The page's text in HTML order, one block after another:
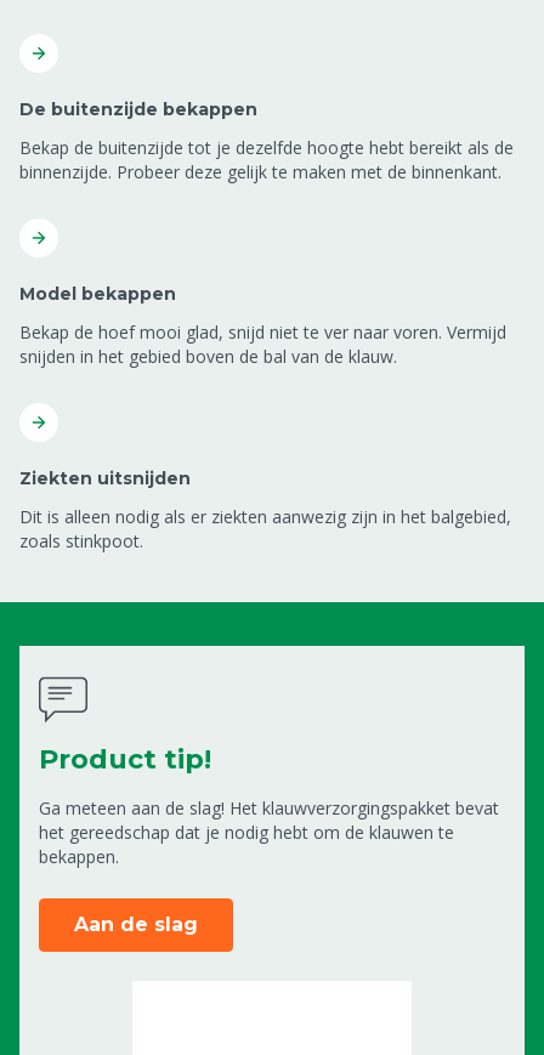
De buitenzijde bekappen
Bekap de buitenzijde tot je dezelfde hoogte hebt bereikt als de
binnenzijde. Probeer deze gelijk te maken met de binnenkant.
Model bekappen
Bekap de hoef mooi glad, snijd niet te ver naar voren. Vermijd
snijden in het gebied boven de bal van de klauw.
Ziekten uitsnijden
Dit is alleen nodig als er ziekten aanwezig zijn in het balgebied,
zoals stinkpoot.
Product tip!
Ga meteen aan de slag! Het klauwverzorgingspakket bevat
het gereedschap dat je nodig hebt om de klauwen te
bekappen.
Aan de slag